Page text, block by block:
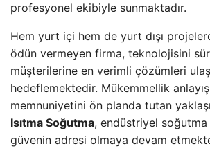
profesyonel ekibiyle sunmaktadır.
Hem yurt içi hem de yurt dışı
ödün vermeyen firma, teknolojisini
müşterilerine en verimli çözümleri
hedeflemektedir. Mükemmellik
memnuniyetini ön planda tutan
Isıtma Soğutma, endüstriyel
güvenin adresi olmaya devam